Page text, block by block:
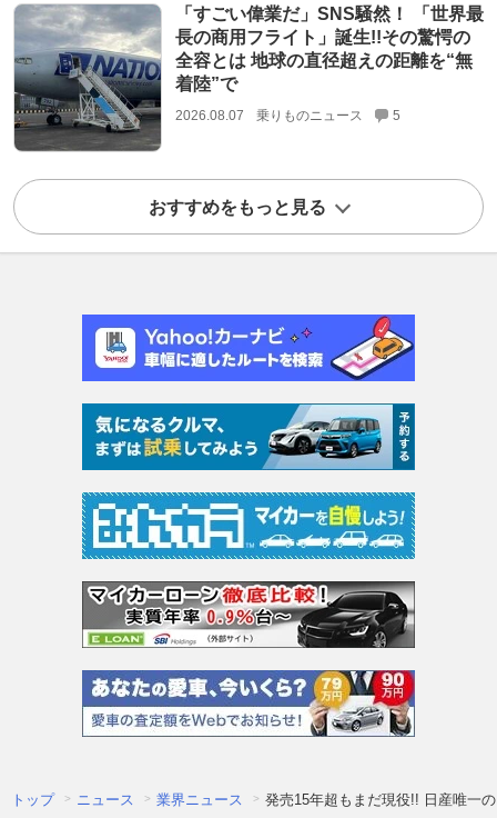
「すごい偉業だ」SNS騒然！ 「世界最
長の商用フライト」誕生!!その驚愕の
全容とは 地球の直径超えの距離を“無
着陸”で
2026.08.07 乗りものニュース 5
おすすめをもっと見る
トップ ニュース 業界ニュース 発売15年超もまだ現役!! 日産唯一